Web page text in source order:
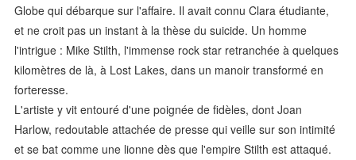
Globe qui débarque sur l'affaire. Il avait connu Clara étudiante,
et ne croit pas un instant à la thèse du suicide. Un homme
l'intrigue : Mike Stilth, l'immense rock star retranchée à quelques
kilomètres de là, à Lost Lakes, dans un manoir transformé en
forteresse.
L'artiste y vit entouré d'une poignée de fidèles, dont Joan
Harlow, redoutable attachée de presse qui veille sur son intimité
et se bat comme une lionne dès que l'empire Stilth est attaqué.